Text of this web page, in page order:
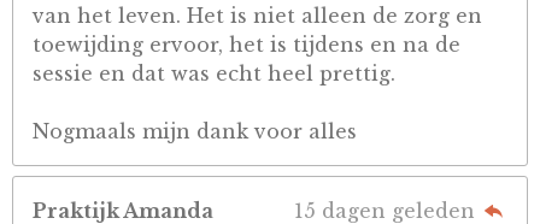
van het leven. Het is niet alleen de zorg en
toewijding ervoor, het is tijdens en na de
sessie en dat was echt heel prettig.
Nogmaals mijn dank voor alles
Praktijk Amanda
15 dagen geleden